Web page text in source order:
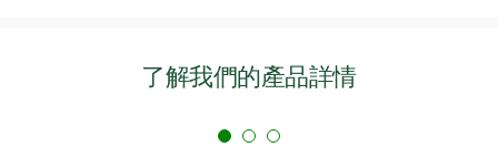
了解我們的產品詳情